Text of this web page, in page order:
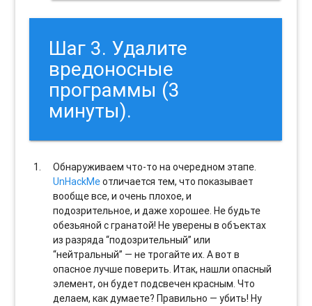
Шаг 3. Удалите
вредоносные
программы (3
минуты).
Обнаруживаем что-то на очередном этапе.
UnHackMeотличается тем, что показывает
вообще все, и очень плохое, и
подозрительное, и даже хорошее. Не будьте
обезьяной с гранатой! Не уверены в объектах
из разряда “подозрительный” или
“нейтральный” — не трогайте их. А вот в
опасное лучше поверить. Итак, нашли опасный
элемент, он будет подсвечен красным. Что
делаем, как думаете? Правильно — убить! Ну